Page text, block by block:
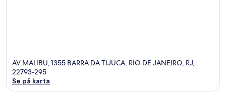
AV MALIBU, 1355 BARRA DA TIJUCA, RIO DE JANEIRO, RJ,
22793-295
Se på karta